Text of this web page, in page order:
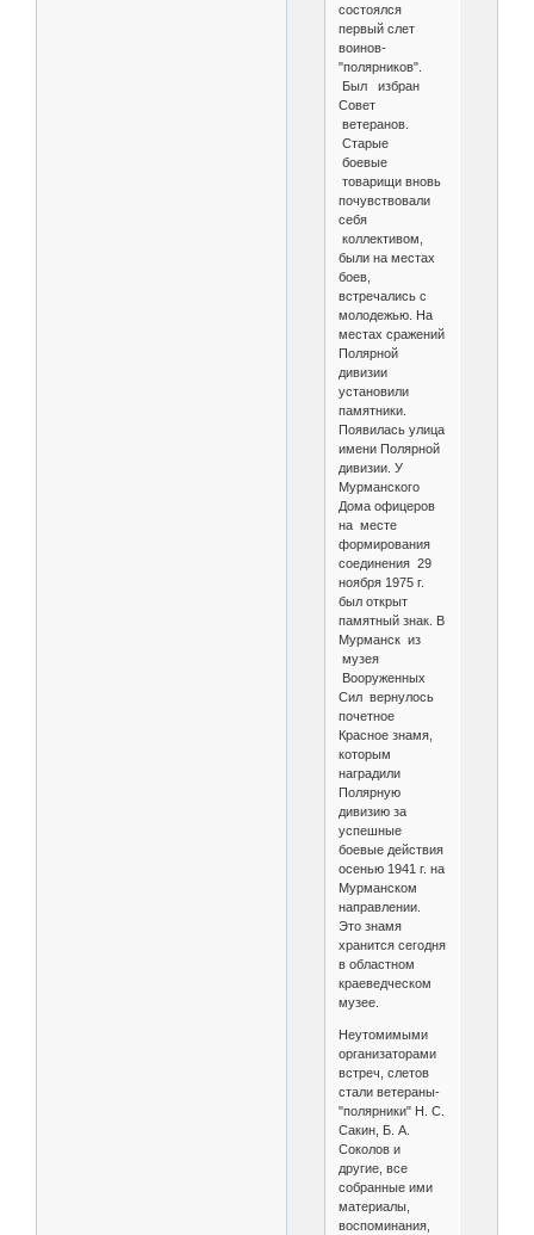
состоялся
первый слет
воинов-
"полярников".
Был избран
Совет
ветеранов.
Старые
боевые
товарищи вновь
почувствовали
себя
коллективом,
были на местах
боев,
встречались с
молодежью. На
местах сражений
Полярной
дивизии
установили
памятники.
Появилась улица
имени Полярной
дивизии. У
Мурманского
Дома офицеров
на месте
формирования
соединения 29
ноября 1975 г.
был открыт
памятный знак. В
Мурманск из
музея
Вооруженных
Сил вернулось
почетное
Красное знамя,
которым
наградили
Полярную
дивизию за
успешные
боевые действия
осенью 1941 г. на
Мурманском
направлении.
Это знамя
хранится сегодня
в областном
краеведческом
музее.
Неутомимыми
организаторами
встреч, слетов
стали ветераны-
"полярники" Н. С.
Сакин, Б. А.
Соколов и
другие, все
собранные ими
материалы,
воспоминания,